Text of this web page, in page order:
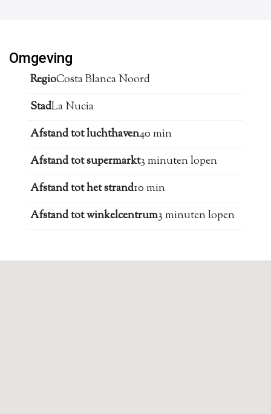
Omgeving
RegioCosta Blanca Noord
StadLa Nucia
Afstand tot luchthaven40 min
Afstand tot supermarkt3 minuten lopen
Afstand tot het strand10 min
Afstand tot winkelcentrum3 minuten lopen